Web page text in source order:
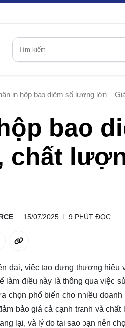
in hộp bao diêm số lượng lớn –
bao
chất
15/07/2025 9 PHÚT ĐỌC
đại, việc tạo dựng thương
làm điều này là thông qua việc
chọn phổ biến cho nhiều doanh
bảo giá cả cạnh tranh và
lại, và lý do tại sao bạn nên